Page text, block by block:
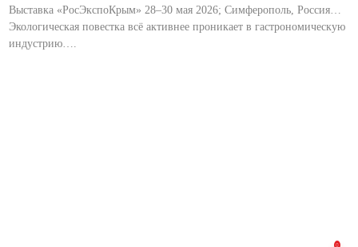
Выставка «РосЭкспоКрым» 28–30 мая 2026; Симферополь, Россия…
Экологическая повестка всё активнее проникает в гастрономическую
индустрию….